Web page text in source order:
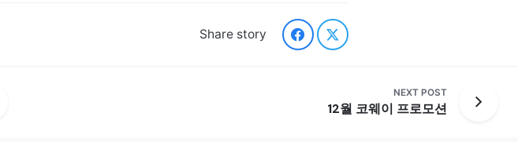
Share story
NEXT POST
12월 코웨이 프로모션